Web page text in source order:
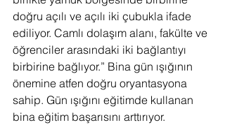
doğru açılı ve açılı iki çubukla ifade
ediliyor. Camlı dolaşım alanı, fakülte ve
öğrenciler arasındaki iki bağlantıyı
birbirine bağlıyor.” Bina gün ışığının
önemine atfen doğru oryantasyona
sahip. Gün ışığını eğitimde kullanan
bina eğitim başarısını arttırıyor.